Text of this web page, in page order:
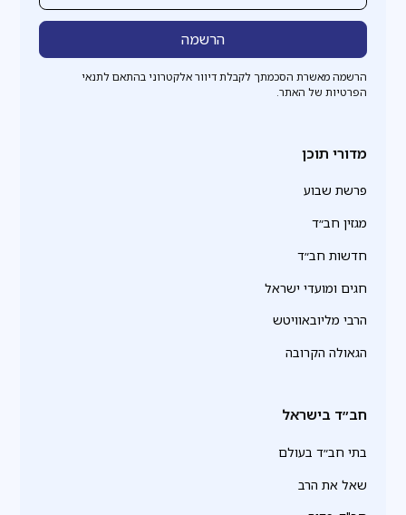
הרשמה מאשרת הסכמתך לקבלת דיוור אלקטרוני בהתאם לתנאי
הפרטיות של האתר.
מדורי תוכן
פרשת שבוע
מגזין חב״ד
חדשות חב״ד
חגים ומועדי ישראל
הרבי מליובאוויטש
הגאולה הקרובה
חב״ד בישראל
בתי חב״ד בעולם
שאל את הרב